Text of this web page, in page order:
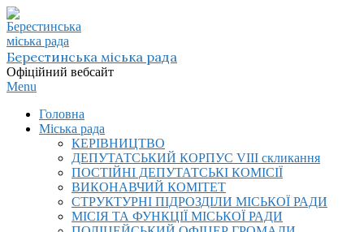
Skip
to
content
Берестинська міська рада
Офіційний вебсайт
Primary
Menu
Menu
Головна
Міська рада
КЕРІВНИЦТВО
ДЕПУТАТСЬКИЙ КОРПУС VIІI скликання
ПОСТІЙНІ ДЕПУТАТСЬКІ КОМІСІЇ
ВИКОНАВЧИЙ КОМІТЕТ
СТРУКТУРНІ ПІДРОЗДІЛИ МІСЬКОЇ РАДИ
МІСІЯ ТА ФУНКЦІЇ МІСЬКОЇ РАДИ